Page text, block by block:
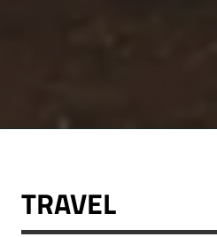
TRAVEL